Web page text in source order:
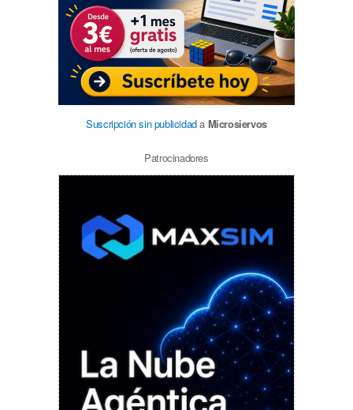
Suscripción sin publicidada Microsiervos
Patrocinadores